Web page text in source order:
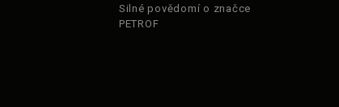
Silné povědomí o značce
PETROF